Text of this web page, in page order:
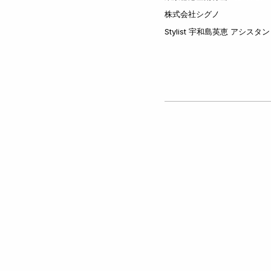
株式会社シグノ
Stylist 宇和島英恵 アシスタ